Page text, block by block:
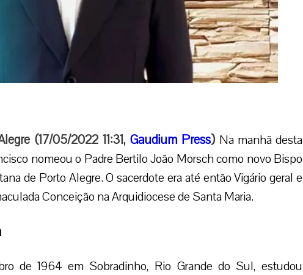
(17/05/2022 11:31,Gaudium Press) Na manhã desta
nomeou o Padre Bertilo João Morsch como novo Bispo
de Porto Alegre. O sacerdote era até então Vigário geral e
Conceição na Arquidiocese de Santa Maria.
de 1964 em Sobradinho, Rio Grande do Sul, estudou